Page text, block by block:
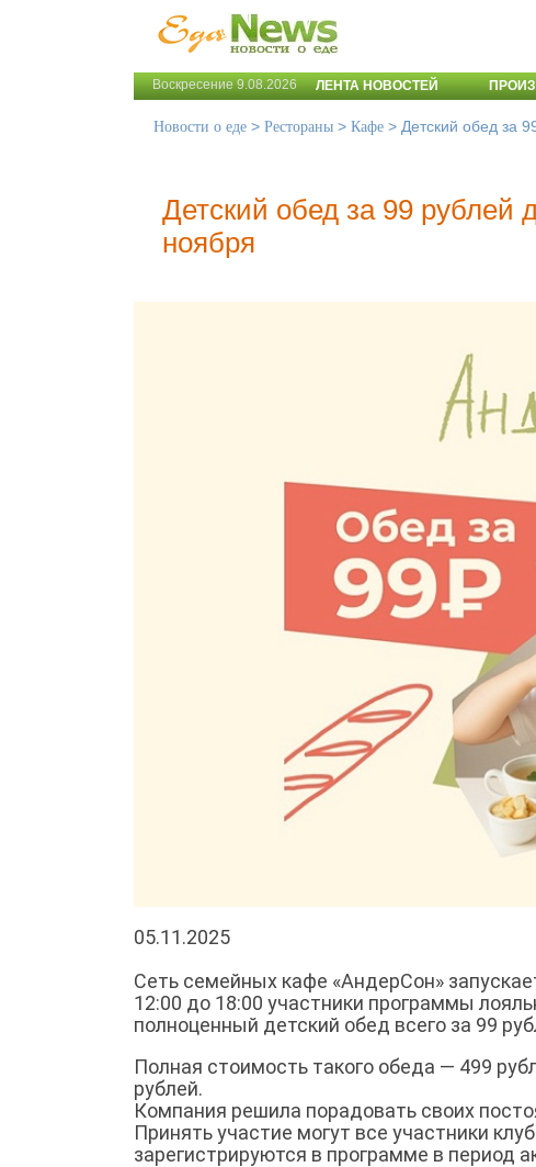
Воскресение 9.08.2026 ЛЕНТА НОВОСТЕЙ
Новости о еде > Рестораны > Кафе > Детский обед за
Детский обед за 99 рублей
ноября
05.11.2025
Сеть семейных кафе «АндерСон»
12:00 до 18:00 участники программы
полноценный детский обед всего за 99
Полная стоимость такого обеда — 499
рублей.
Компания решила порадовать своих
Принять участие могут все участники
зарегистрируются в программе в период